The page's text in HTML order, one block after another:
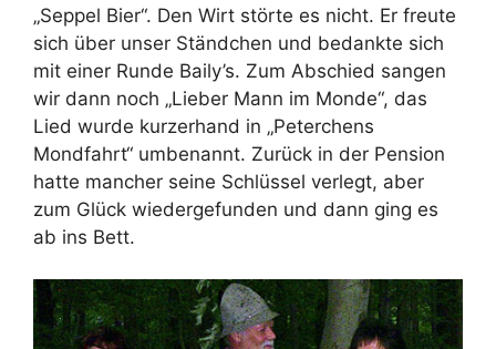
„Seppel Bier“. Den Wirt störte es nicht. Er freute
sich über unser Ständchen und bedankte sich
mit einer Runde Baily’s. Zum Abschied sangen
wir dann noch „Lieber Mann im Monde“, das
Lied wurde kurzerhand in „Peterchens
Mondfahrt“ umbenannt. Zurück in der Pension
hatte mancher seine Schlüssel verlegt, aber
zum Glück wiedergefunden und dann ging es
ab ins Bett.